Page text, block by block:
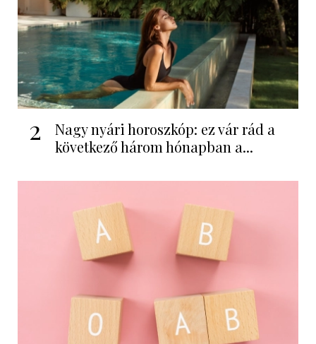
2
Nagy nyári horoszkóp: ez vár rád a
következő három hónapban a...